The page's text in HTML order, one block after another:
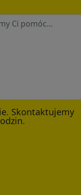
Skontaktujemy